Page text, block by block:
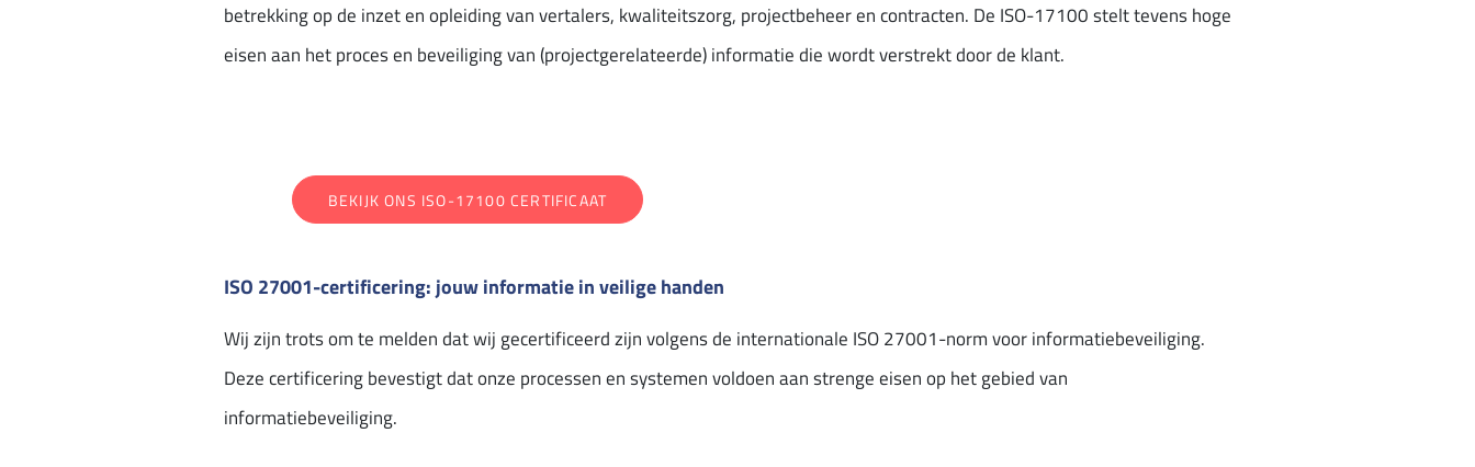
betrekking op de inzet en opleiding van vertalers, kwaliteitszorg, projectbeheer en contracten. De ISO-17100 stelt tevens hoge
eisen aan het proces en beveiliging van (projectgerelateerde) informatie die wordt verstrekt door de klant.
BEKIJK ONS ISO-17100 CERTIFICAAT
ISO 27001-certificering: jouw informatie in veilige handen
Wij zijn trots om te melden dat wij gecertificeerd zijn volgens de internationale ISO 27001-norm voor informatiebeveiliging.
Deze certificering bevestigt dat onze processen en systemen voldoen aan strenge eisen op het gebied van
informatiebeveiliging.